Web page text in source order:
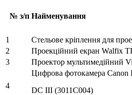
№ з/п Найменування
1
Стельове кріплення для
2
Проекційний екран Walfix
3
Проектор мультимедійний
4
Цифрова фотокамера Canon
DC III (3011C004)